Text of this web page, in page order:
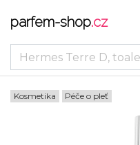
parfem-shop.cz
Kosmetika Péče o pleť